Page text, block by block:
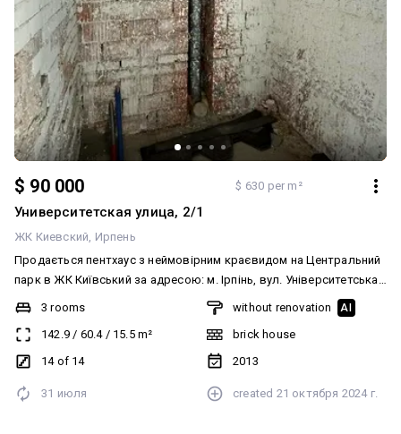
$ 90 000 $ 630 per m²
Университетская улица, 2/1
ЖК Киевский Ирпень
Продається пентхаус з неймовірним краєвидом на Центральний
парк в ЖК Київський за адресою: м. Ірпінь, вул. Університетська,
буд. 2/1. Характеристика квартири: Кухня-студія, 2 кімнати, 2
санвузли, тераса. Площа: 103, 2 м2 (кухня 60, 7 м2, житлова 34, 5
м2). Тераса: 130 м2. Поверх: 14/14. Висота стелі: 3, 5 м.
Наповнення: Чистова штукатурка стін, вікна WDS (3 камери),
Стіни цегла, утеплення пінопласт, бетонне перекриття.
3 rooms
142.9 / 60.4/ 15.5m²
14 of 14
without renovation AI
brick house
2013
31 июля created 21 октября 2024 г.